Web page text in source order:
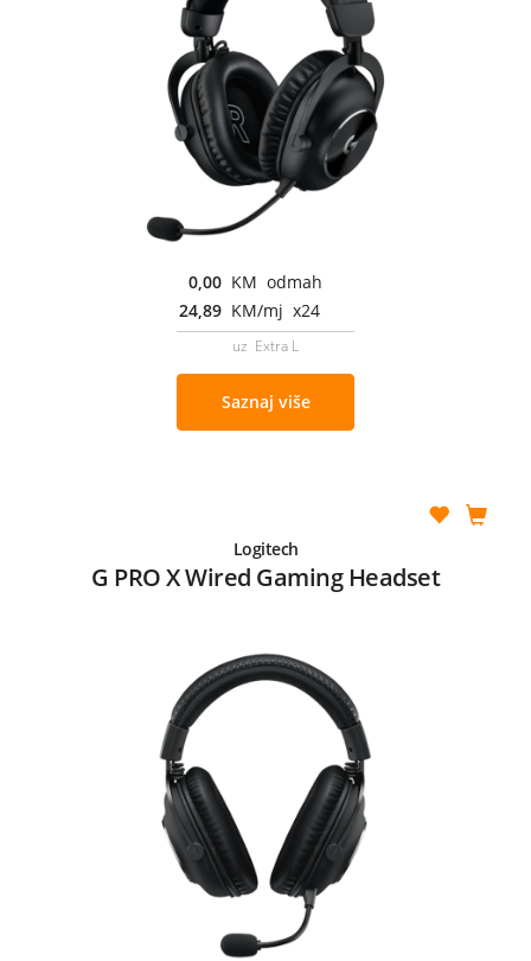
0,00 KM odmah
24,89 KM/mj x24
uz Extra L
Saznaj više
Logitech
G PRO X Wired Gaming Headset